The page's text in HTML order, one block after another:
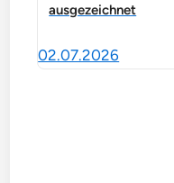
ausgezeichnet
02.07.2026